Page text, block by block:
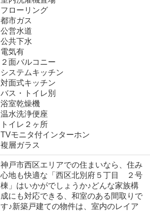
フローリング
都市ガス
公営水道
公共下水
電気有
２面バルコニー
システムキッチン
対面式キッチン
バス・トイレ別
浴室乾燥機
温水洗浄便座
トイレ２ヶ所
TVモニタ付インターホン
複層ガラス
神戸市西区エリアでの住まいなら、住み
心地も快適な「西区北別府５丁目 ２号
棟」はいかがでしょうか♪どんな家族構
成にも対応できる、和室のある間取りで
す♪新築戸建ての物件は、室内のレイア